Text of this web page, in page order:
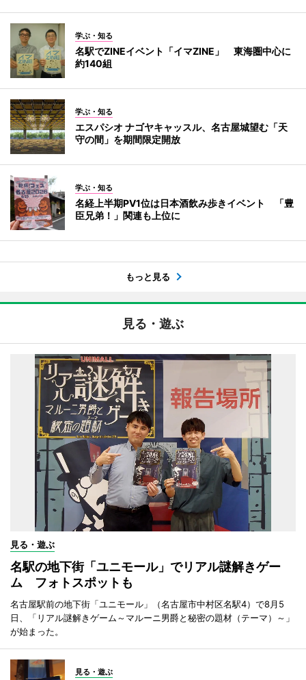
学ぶ・知る
名駅でZINEイベント「イマZINE」 東海圏中心に
約140組
学ぶ・知る
エスパシオ ナゴヤキャッスル、名古屋城望む「天
守の間」を期間限定開放
学ぶ・知る
名経上半期PV1位は日本酒飲み歩きイベント 「豊
臣兄弟！」関連も上位に
もっと見る
見る・遊ぶ
見る・遊ぶ
名駅の地下街「ユニモール」でリアル謎解きゲー
ム フォトスポットも
名古屋駅前の地下街「ユニモール」（名古屋市中村区名駅4）で8月5
日、「リアル謎解きゲーム～マルーニ男爵と秘密の題材（テーマ）～」
が始まった。
見る・遊ぶ